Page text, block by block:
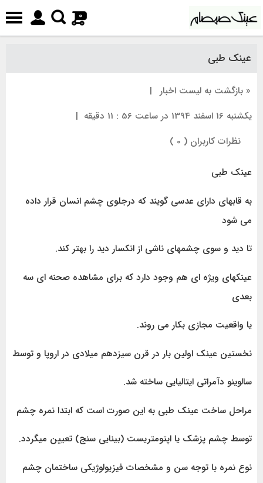
0
عینک طبی
« بازگشت به لیست اخبار |
یکشنبه 16 اسفند 1394 در ساعت 56 : 11 دقیقه
|
نظرات کاربران ( 0 )
عینک طبی
به قابهای دارای عدسی گویند که درجلوی چشم انسان قرار داده
می شود
تا دید و سوی چشمهای ناشی از انکسار دید را بهتر کند.
عینکهای ویژه ای هم وجود دارد که برای مشاهده صحنه ای سه
بعدی
یا واقعیت مجازی بکار می روند.
نخستین عینک اولین بار در قرن سیزدهم میلادی در اروپا و توسط
سالوینو دآمراتی ایتالیایی ساخته شد.
مراحل ساخت عینک طبی به این صورت است که ابتدا نمره چشم
توسط چشم پزشک یا اپتومتریست (بینایی سنج) تعیین میگردد.
نوع نمره با توجه سن و مشخصات فیزیولوژیکی ساختمان چشم